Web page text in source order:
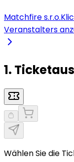
Matchfire s.r.o.
Veranstalters
1.
Wählen Sie die